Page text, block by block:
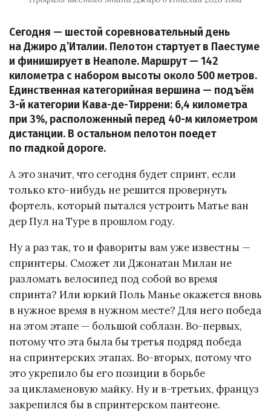
Сегодня — шестой соревновательный день
на Джиро д’Италии. Пелотон стартует в Паестуме
и финиширует в Неаполе. Маршрут — 142
километра с набором высоты около 500 метров.
Единственная категорийная вершина — подъём
3-й категории Кава-де-Тиррени: 6,4 километра
при 3%, расположенный перед 40-м километром
дистанции. В остальном пелотон поедет
по гладкой дороге.
А это значит, что сегодня будет спринт, если
только кто-нибудь не решится провернуть
фортель, который пытался устроить Матье ван
дер Пул на Туре в прошлом году.
Ну а раз так, то и фавориты вам уже известны —
спринтеры. Сможет ли Джонатан Милан не
разломать велосипед под собой во время
спринта? Или юркий Поль Манье окажется вновь
в нужное время в нужном месте? Для него победа
на этом этапе — большой соблазн. Во-первых,
потому что эта была бы третья подряд победа
на спринтерских этапах. Во-вторых, потому что
это укрепило бы его позиции в борьбе
за цикламеновую майку. Ну и в-третьих, француз
закрепился бы в спринтерском пантеоне.